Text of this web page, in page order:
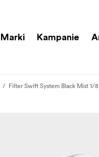
Marki Kampanie
Filter Swift System Black Mist 1/